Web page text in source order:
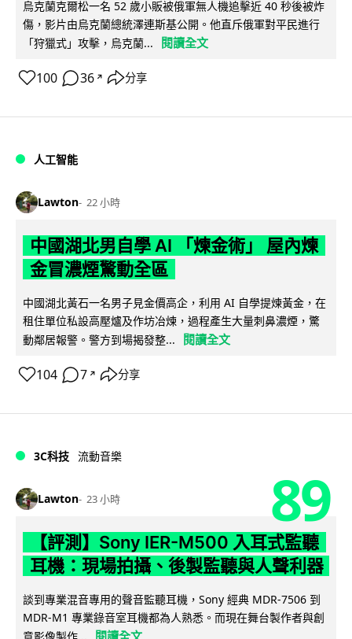
烏克蘭克爾松一名 52 歲小販被俄軍無人機追擊近 40 秒後被炸
傷，影片由烏克蘭總統澤連斯基公開。他直斥俄軍對平民進行
「狩獵式」攻擊，烏克蘭...
閱讀全文
100 36 ↗ 分享
人工智能
Lawton 22 小時
中國湖北男自學 AI 「煉金術」 屋內煉
金冒濃煙驚動全區
中國湖北黃石一名男子見金價高企，利用 AI 自學提煉黃金，在
租住單位私設高壓爐及作坊冶煉，過程產生大量刺鼻濃煙，驚
動鄰居報警。警方到場揭發整...
閱讀全文
104 7 ↗ 分享
3C科技 流動音樂
Lawton 23 小時 89
【評測】Sony IER-M500 入耳式監聽
耳機：現場拍攝、後製監聽與人聲利器
談到專業混音專用的聲音監聽耳機，Sony 經典 MDR-7506 到
MDR-M1 專業錄音室耳機都為人熟悉。而現在舞台製作者與創
閱讀全文